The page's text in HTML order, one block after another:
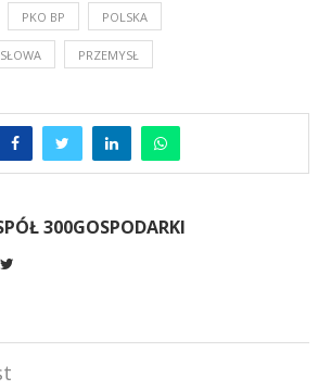
PKO BP POLSKA
PRZEMYSŁ
300GOSPODARKI